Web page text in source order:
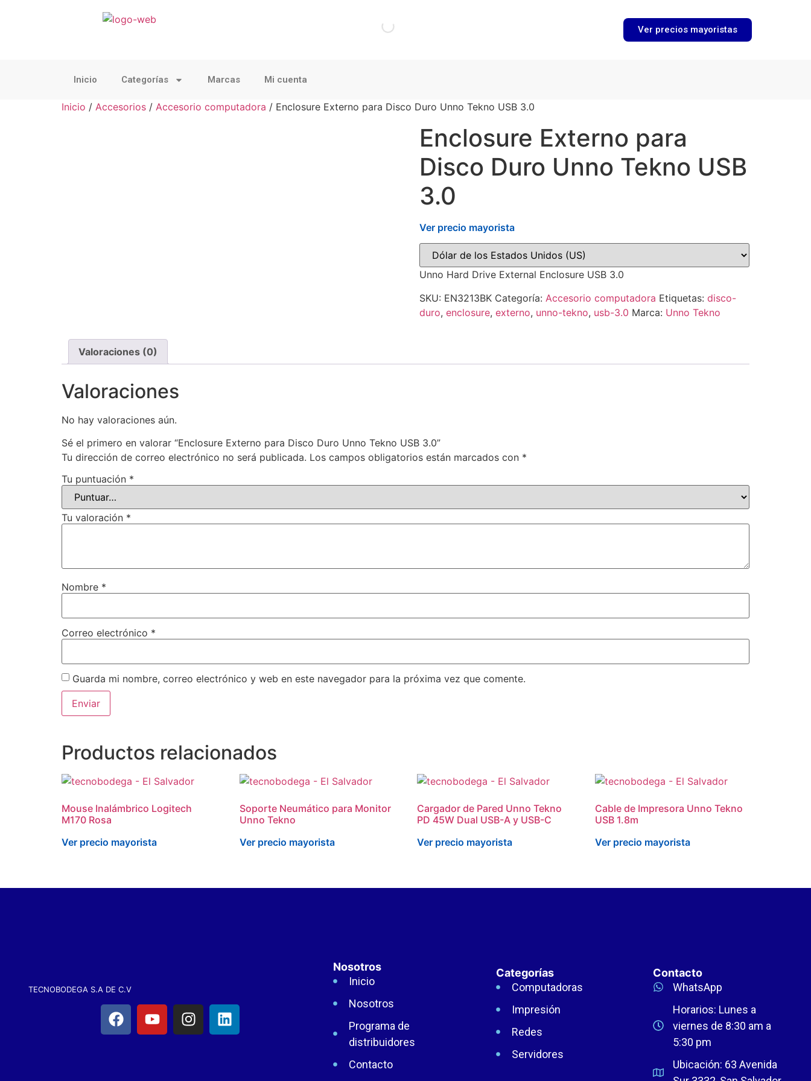
Ver precios mayoristas
Inicio Categorías Marcas Mi cuenta
Inicio / Accesorios / Accesorio computadora / Enclosure Externo para Disco Duro Unno Tekno USB 3.0
Enclosure Externo para
Disco Duro Unno Tekno USB
3.0
Ver precio mayorista
Unno Hard Drive External Enclosure USB 3.0
SKU: EN3213BK Categoría: Accesorio computadora Etiquetas: disco-
duro, enclosure, externo, unno-tekno, usb-3.0 Marca: Unno Tekno
Valoraciones (0)
Valoraciones
No hay valoraciones aún.
Sé el primero en valorar “Enclosure Externo para Disco Duro Unno Tekno USB 3.0”
Tu dirección de correo electrónico no será publicada. Los campos obligatorios están marcados con *
Tu puntuación *
Tu valoración *
Nombre *
Correo electrónico *
Guarda mi nombre, correo electrónico y web en este navegador para la próxima vez que comente.
Productos relacionados
Mouse Inalámbrico Logitech
M170 Rosa
Ver precio mayorista
Soporte Neumático para Monitor
Unno Tekno
Ver precio mayorista
Cargador de Pared Unno Tekno
PD 45W Dual USB-A y USB-C
Ver precio mayorista
Cable de Impresora Unno Tekno
USB 1.8m
Ver precio mayorista
TECNOBODEGA S.A DE C.V
Nosotros
Inicio
Nosotros
Programa de
distribuidores
Contacto
Categorías
Computadoras
Impresión
Redes
Servidores
Contacto
WhatsApp
Horarios: Lunes a
viernes de 8:30 am a
5:30 pm
Ubicación: 63 Avenida